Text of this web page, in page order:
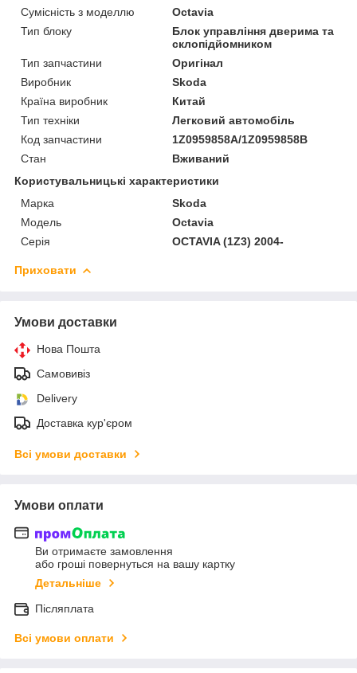
Сумісність з моделлю
Octavia
Тип блоку
Блок управління дверима та
склопідйомником
Тип запчастини
Оригінал
Виробник
Skoda
Країна виробник
Китай
Тип техніки
Легковий автомобіль
Код запчастини
1Z0959858A/1Z0959858B
Стан
Вживаний
Користувальницькі характеристики
Марка
Skoda
Модель
Octavia
Серія
OCTAVIA (1Z3) 2004-
Приховати
Умови доставки
Нова Пошта
Самовивіз
Delivery
Доставка кур'єром
Всі умови доставки
Умови оплати
Ви отримаєте замовлення
або гроші повернуться на вашу картку
Детальніше
Післяплата
Всі умови оплати